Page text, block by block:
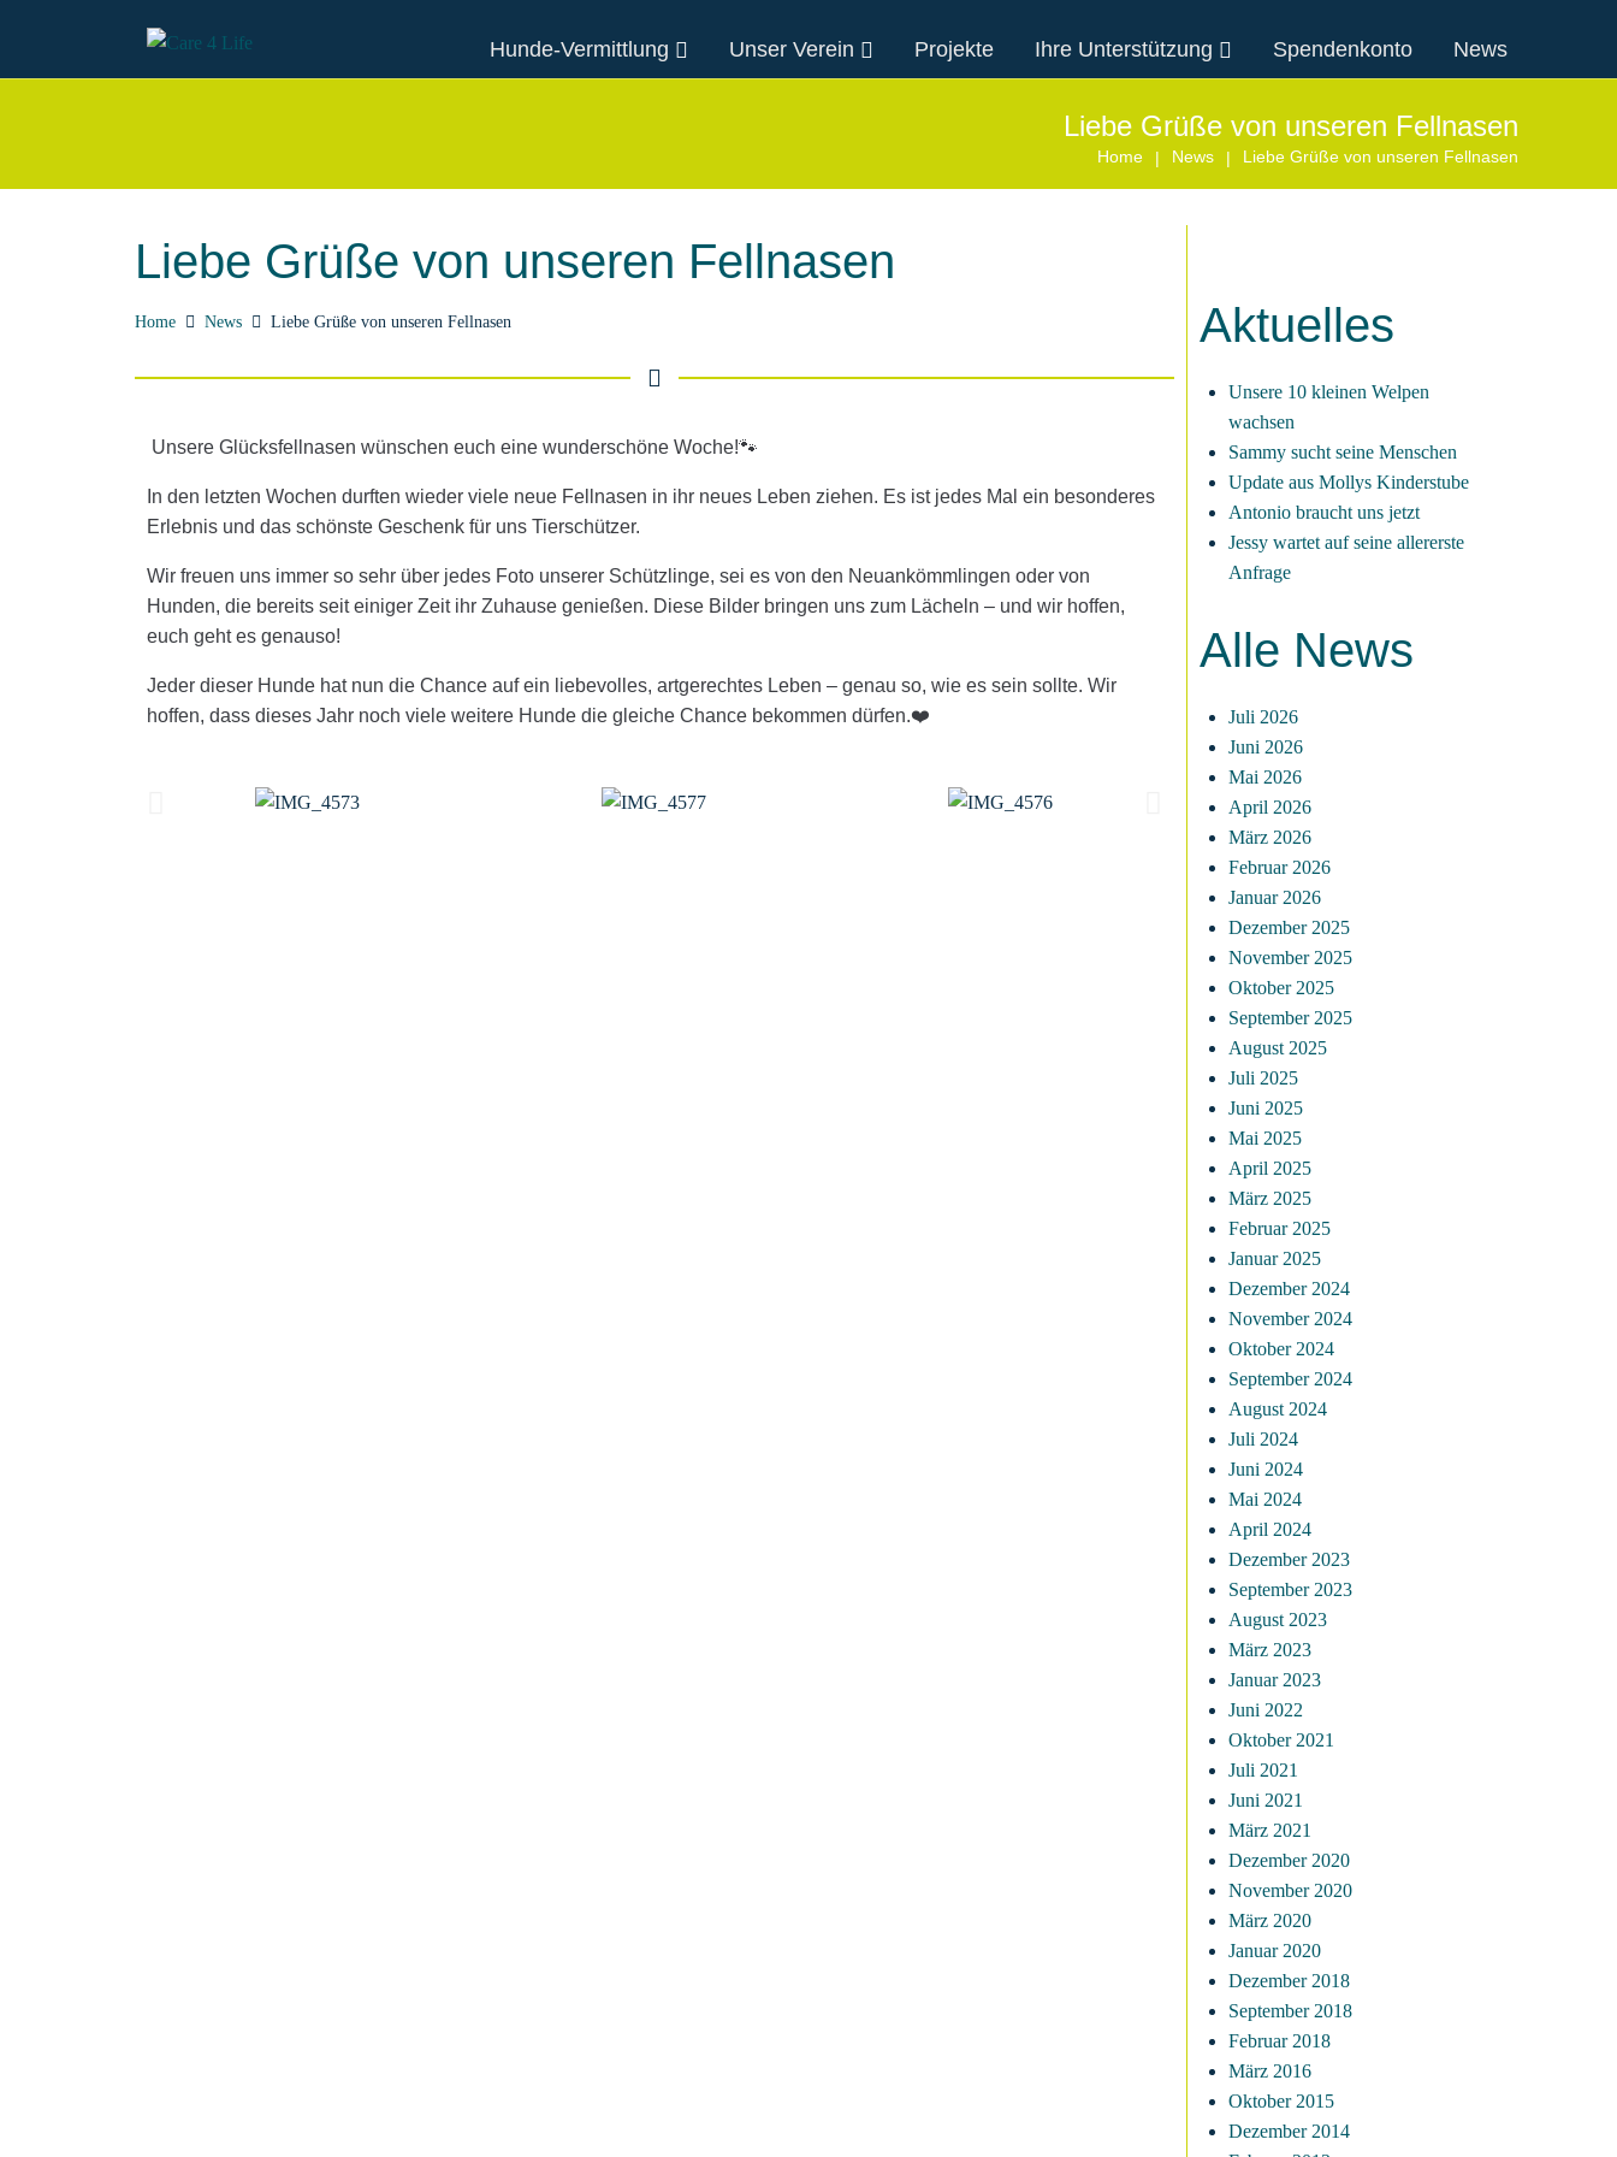
Hunde-Vermittlung Unser Verein Projekte Ihre Unterstützung Spendenkonto News
Liebe Grüße von unseren Fellnasen
Home | News | Liebe Grüße von unseren Fellnasen
Liebe Grüße von unseren Fellnasen
Home News Liebe Grüße von unseren Fellnasen
Unsere Glücksfellnasen wünschen euch eine wunderschöne Woche!🐾
In den letzten Wochen durften wieder viele neue Fellnasen in ihr neues Leben ziehen. Es ist jedes Mal ein besonderes
Erlebnis und das schönste Geschenk für uns Tierschützer.
Wir freuen uns immer so sehr über jedes Foto unserer Schützlinge, sei es von den Neuankömmlingen oder von
Hunden, die bereits seit einiger Zeit ihr Zuhause genießen. Diese Bilder bringen uns zum Lächeln – und wir hoffen,
euch geht es genauso!
Jeder dieser Hunde hat nun die Chance auf ein liebevolles, artgerechtes Leben – genau so, wie es sein sollte. Wir
hoffen, dass dieses Jahr noch viele weitere Hunde die gleiche Chance bekommen dürfen.❤️
Aktuelles
Unsere 10 kleinen Welpen
wachsen
Sammy sucht seine Menschen
Update aus Mollys Kinderstube
Antonio braucht uns jetzt
Jessy wartet auf seine allererste
Anfrage
Alle News
Juli 2026
Juni 2026
Mai 2026
April 2026
März 2026
Februar 2026
Januar 2026
Dezember 2025
November 2025
Oktober 2025
September 2025
August 2025
Juli 2025
Juni 2025
Mai 2025
April 2025
März 2025
Februar 2025
Januar 2025
Dezember 2024
November 2024
Oktober 2024
September 2024
August 2024
Juli 2024
Juni 2024
Mai 2024
April 2024
Dezember 2023
September 2023
August 2023
März 2023
Januar 2023
Juni 2022
Oktober 2021
Juli 2021
Juni 2021
März 2021
Dezember 2020
November 2020
März 2020
Januar 2020
Dezember 2018
September 2018
Februar 2018
März 2016
Oktober 2015
Dezember 2014